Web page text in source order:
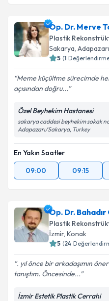
takvim hazırlandığında
E-posta Adresiniz
Kişisel verilerimin
kapsamda
Takvim
Op. Dr. Merve
Plastik
Sakarya, Adapazarı
5 (1
Meme küçültme sürecimde
açısından doğru...
Özel Beyhekim Hastanesi
sakarya caddesi beyhekim sokak
Adapazarı/Sakarya, Turkey
En Yakın Saatler
09:00
09:15
Op. Dr.
Plastik
İzmir, Konak
5 (24
. yıl önce bir arkadaşımın
tanıştım. Öncesinde...
İzmir Estetik Plastik Cerrahi